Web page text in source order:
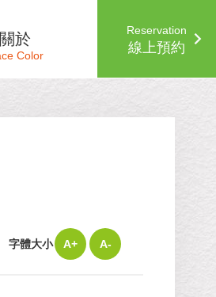
關於 Reservation
線上預約
字體大小 A+ A-